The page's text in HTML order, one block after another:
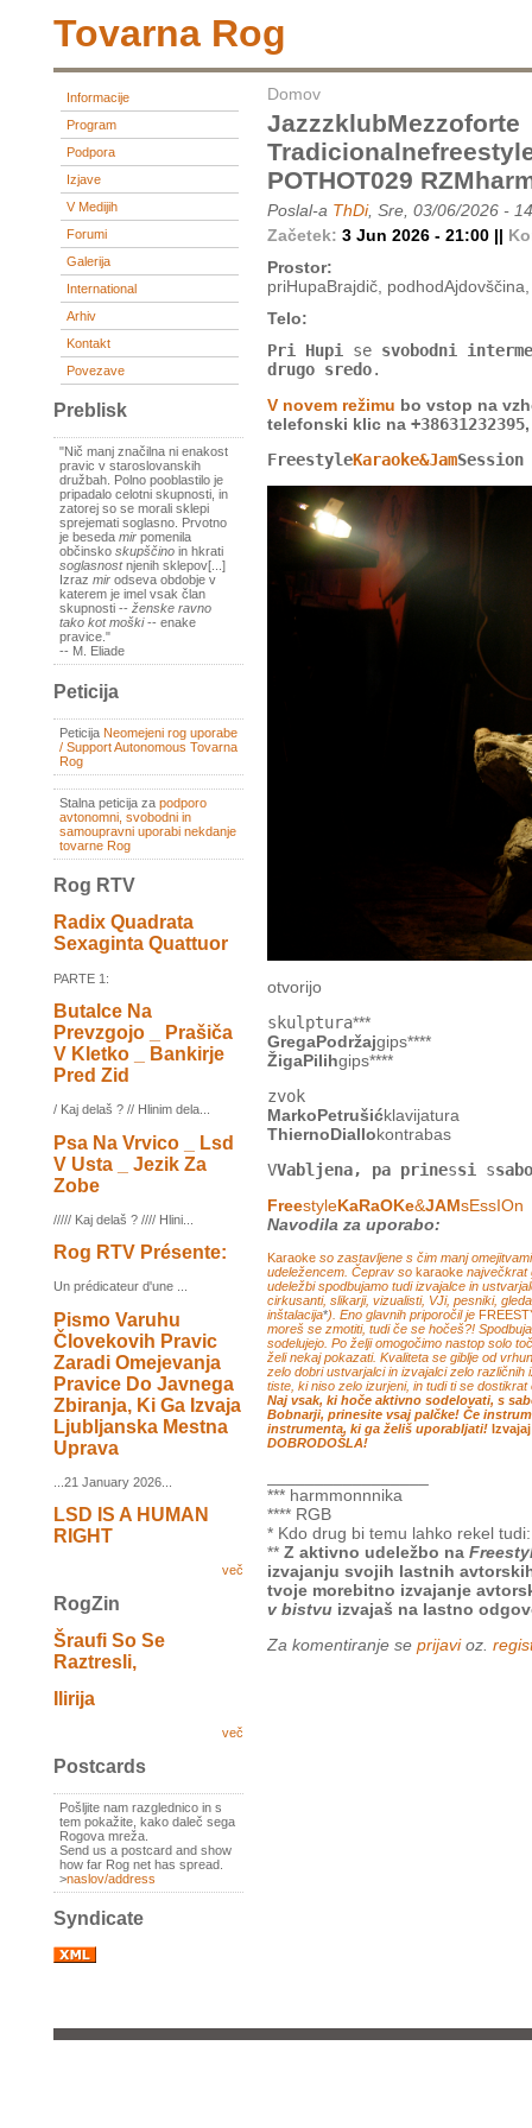
Tovarna Rog
Informacije
Program
Podpora
Izjave
V Medijih
Forumi
Galerija
International
Arhiv
Kontakt
Povezave
Preblisk
"Nič manj značilna ni enakost
pravic v staroslovanskih
družbah. Polno pooblastilo je
pripadalo celotni skupnosti, in
zatorej so se morali sklepi
sprejemati soglasno. Prvotno
je beseda mir pomenila
občinsko skupščino in hkrati
soglasnostnjenih sklepov[...]
Izraz mir odseva obdobje v
katerem je imel vsak član
skupnosti -- ženske ravno
tako kot moški-- enake
pravice."
-- M. Eliade
Peticija
Peticija Neomejeni rog uporabe
/ Support Autonomous Tovarna
Rog
Stalna peticija za podporo
avtonomni, svobodni in
samoupravni uporabi nekdanje
tovarne Rog
Rog RTV
Radix Quadrata
Sexaginta Quattuor
PARTE 1:
Butalce Na
Prevzgojo _ Prašiča
V Kletko _ Bankirje
Pred Zid
/ Kaj delaš ? // Hlinim dela...
Psa Na Vrvico _ Lsd
V Usta _ Jezik Za
Zobe
///// Kaj delaš ? //// Hlini...
Rog RTV Présente:
Un prédicateur d'une ...
Pismo Varuhu
Človekovih Pravic
Zaradi Omejevanja
Pravice Do Javnega
Zbiranja, Ki Ga Izvaja
Ljubljanska Mestna
Uprava
...21 January 2026...
LSD IS A HUMAN
RIGHT
več
RogZin
Šraufi So Se
Raztresli,
Ilirija
več
Postcards
Pošljite nam razglednico in s
tem pokažite, kako daleč sega
Rogova mreža.
Send us a postcard and show
how far Rog net has spread.
>naslov/address
Syndicate
Domov
JazzzklubMezzoforte
POTHOT029
Poslal-a ThDi, Sre, 03/06/2026 -
Začetek: 3 Jun 2026 - 21:00 ||
Prostor:
priHupaBrajdič,
Telo:
Pri Hupi se svobodni
drugo sredo.
V novem režimu bo vstop na
telefonski klic na +38631232395
FreestyleKaraoke&JamSession
otvorijo
skulptura***
GregaPodržajgips****
ŽigaPilihgips****
zvok
MarkoPetrušićklavijatura
ThiernoDiallokontrabas
VVabljena, pa prinessi s
FreestyleKaRaOKe&JAMsEssIOn
Navodila za uporabo:
Karaoke so zastavljene s čim manj
udeležencem. Čeprav so karaoke največkrat
udeležbi spodbujamo tudi izvajalce in
cirkusanti, slikarji, vizualisti, VJi, pesniki,
inštalacija*). Eno glavnih priporočil je
moreš se zmotiti, tudi če se hočeš?!
sodelujejo. Po želji omogočimo nastop solo
želi nekaj pokazati. Kvaliteta se giblje od
zelo dobri ustvarjalci in izvajalci zelo
tiste, ki niso zelo izurjeni, in tudi ti se
Naj vsak, ki hoče aktivno sodelovati, s
Bobnarji, prinesite vsaj palčke! Če
instrumenta, ki ga želiš uporabljati!
DOBRODOŠLA!
*** harmmonnnika
**** RGB
* Kdo drug bi temu lahko rekel
** Z aktivno udeležbo na
izvajanju svojih lastnih
tvoje morebitno izvajanje
v bistvu izvajaš na lastno
Za komentiranje se prijavioz.